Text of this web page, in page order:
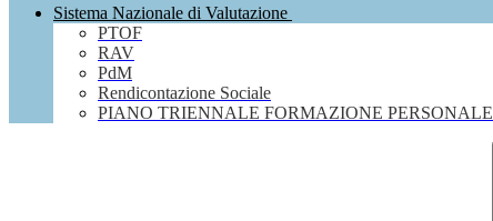
Sistema Nazionale di Valutazione
PTOF
RAV
PdM
Rendicontazione Sociale
PIANO TRIENNALE FORMAZIONE PERSONALE